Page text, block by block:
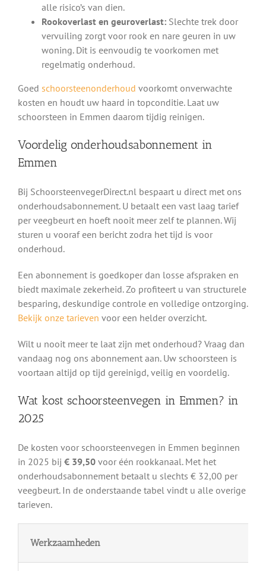
alle risico’s van dien.
Rookoverlast en geuroverlast:Slechte trek door
vervuiling zorgt voor rook en nare geuren in uw
woning. Dit is eenvoudig te voorkomen met
regelmatig onderhoud.
Goed schoorsteenonderhoud voorkomt onverwachte
kosten en houdt uw haard in topconditie. Laat uw
schoorsteen in Emmen daarom tijdig reinigen.
Voordelig onderhoudsabonnement in
Emmen
Bij SchoorsteenvegerDirect.nl bespaart u direct met ons
onderhoudsabonnement. U betaalt een vast laag tarief
per veegbeurt en hoeft nooit meer zelf te plannen. Wij
sturen u vooraf een bericht zodra het tijd is voor
onderhoud.
Een abonnement is goedkoper dan losse afspraken en
biedt maximale zekerheid. Zo profiteert u van structurele
besparing, deskundige controle en volledige ontzorging.
Bekijk onze tarieven voor een helder overzicht.
Wilt u nooit meer te laat zijn met onderhoud? Vraag dan
vandaag nog ons abonnement aan. Uw schoorsteen is
voortaan altijd op tijd gereinigd, veilig en voordelig.
Wat kost schoorsteenvegen in Emmen? in
2025
De kosten voor schoorsteenvegen in Emmen beginnen
in 2025 bij € 39,50voor één rookkanaal. Met het
onderhoudsabonnement betaalt u slechts € 32,00 per
veegbeurt. In de onderstaande tabel vindt u alle overige
tarieven.
Werkzaamheden